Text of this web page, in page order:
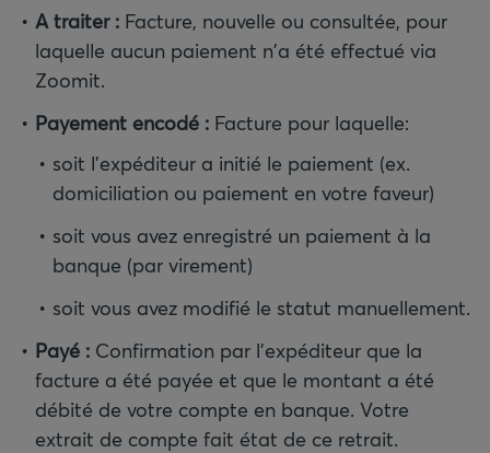
A traiter : Facture, nouvelle ou consultée, pour
laquelle aucun paiement n'a été effectué via
Zoomit.
Payement encodé : Facture pour laquelle:
soit l'expéditeur a initié le paiement (ex.
domiciliation ou paiement en votre faveur)
soit vous avez enregistré un paiement à la
banque (par virement)
soit vous avez modifié le statut manuellement.
Payé : Confirmation par l'expéditeur que la
facture a été payée et que le montant a été
débité de votre compte en banque. Votre
extrait de compte fait état de ce retrait.